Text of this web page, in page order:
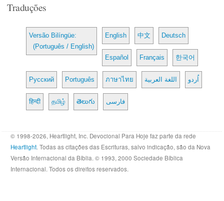
Traduções
Versão Bilíngüe:
(Português / English)
English 中文 Deutsch
Español Français 한국어
Русский Português ภาษาไทย اللغة العربية اُردو
हिन्दी தமிழ் తెలుగు فارسی
© 1998-2026, Heartlight, Inc. Devocional Para Hoje faz parte da rede
Heartlight. Todas as citações das Escrituras, salvo indicação, são da Nova
Versão Internacional da Bíblia. © 1993, 2000 Sociedade Bíblica
Internacional. Todos os direitos reservados.